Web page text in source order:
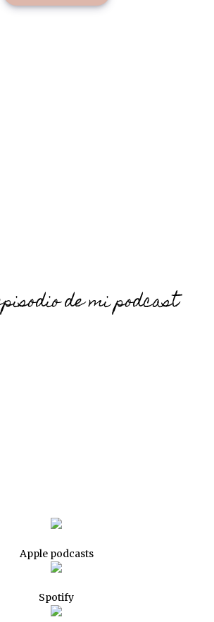
de mi podcast
Apple podcasts
Spotify